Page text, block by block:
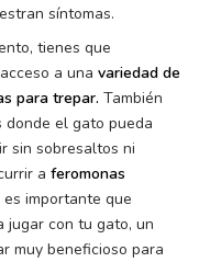
síntomas.
tienes que
a una variedad de
para trepar. También
el gato pueda
sin sobresaltos ni
a feromonas
es importante que
jugar con tu gato, un
muy beneficioso para